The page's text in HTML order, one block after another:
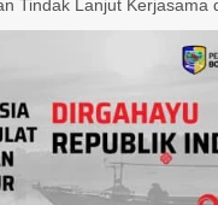
Tindak Lanjut Kerjasama